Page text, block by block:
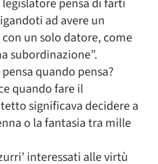
pensa di farti
ad avere un
un solo datore, come
subordinazione”.
quando pensa?
quando fare il
significava decidere a
o la fantasia tra mille
interessati alle virtù